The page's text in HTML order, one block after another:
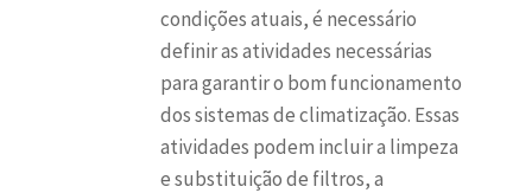
condições atuais, é necessário
definir as atividades necessárias
para garantir o bom funcionamento
dos sistemas de climatização. Essas
atividades podem incluir a limpeza
e substituição de filtros, a